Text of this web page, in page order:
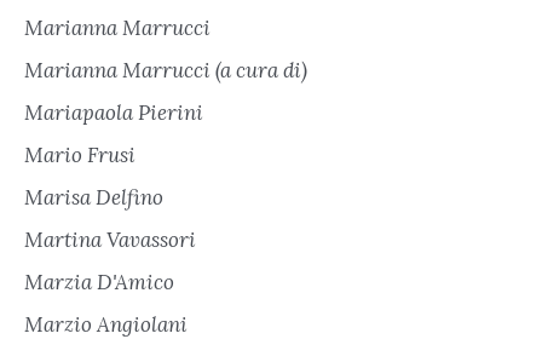
Marianna Marrucci
Marianna Marrucci (a cura di)
Mariapaola Pierini
Mario Frusi
Marisa Delfino
Martina Vavassori
Marzia D'Amico
Marzio Angiolani